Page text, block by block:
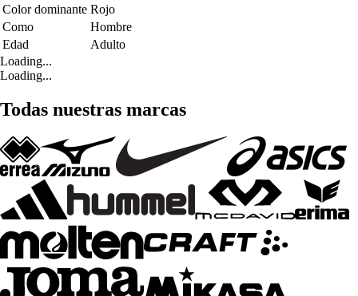
Color dominante Rojo
Como
Hombre
Edad
Adulto
Loading...
Loading...
Todas nuestras marcas